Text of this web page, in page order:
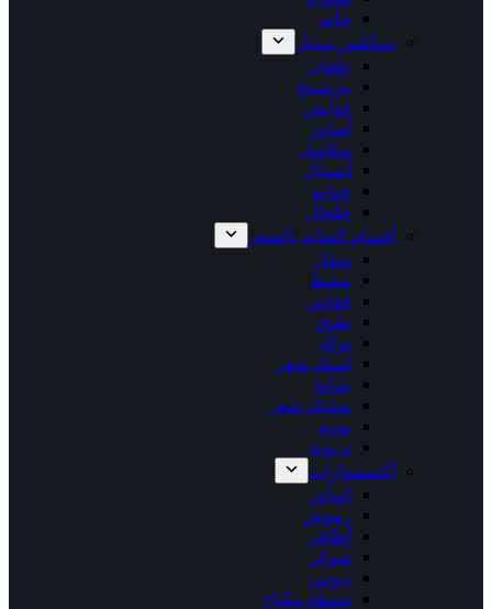
خاتم
ستانلس ستيل
حلقان
بيرسينج
غوايش
أساور
سلاسل
أنسيال
خواتم
خلخال
أقسام العناية بالشعر
منقار
مشط
قفاش
طوق
توكة
استك شعر
بندانة
مشبك شعر
بونيه
تربونة
أكسسوارات
اساور
رموش
أظافر
شوكر
دبوس
شنطة مكياج